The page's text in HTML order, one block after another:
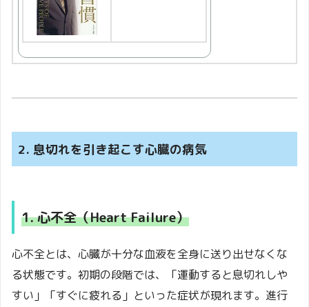
2. 息切れを引き起こす心臓の病気
1. 心不全（Heart Failure）
心不全とは、心臓が十分な血液を全身に送り出せなくな
る状態です。初期の段階では、「運動すると息切れしや
すい」「すぐに疲れる」といった症状が現れます。進行